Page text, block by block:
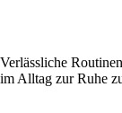
Verlässliche
im Alltag zur Ruhe